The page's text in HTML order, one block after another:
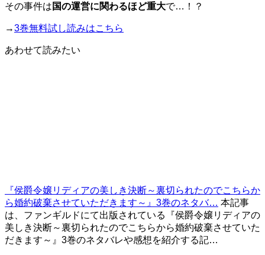
その事件は 国の運営に関わるほど重大で…！？
→3巻無料試し読みはこちら
あわせて読みたい
『侯爵令嬢リディアの美しき決断～裏切られたのでこちらか
ら婚約破棄させていただきます～』3巻のネタバ… 本記事
は、ファンギルドにて出版されている『侯爵令嬢リディアの
美しき決断～裏切られたのでこちらから婚約破棄させていた
だきます～』3巻のネタバレや感想を紹介する記…